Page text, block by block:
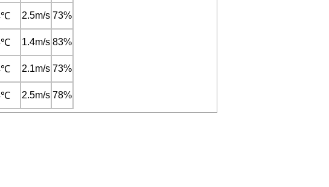
2.5m/s 73%
1.4m/s 83%
2.1m/s 73%
2.5m/s 78%